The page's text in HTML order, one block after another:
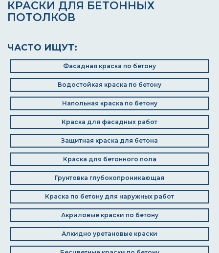
КРАСКИ ДЛЯ БЕТОННЫХ
ПОТОЛКОВ
ЧАСТО ИЩУТ:
Фасадная краска по бетону
Водостойкая краска по бетону
Напольная краска по бетону
Краска для фасадных работ
Защитная краска для бетона
Краска для бетонного пола
Грунтовка глубокопроникающая
Краска по бетону для наружных работ
Акриловые краски по бетону
Алкидно уретановые краски